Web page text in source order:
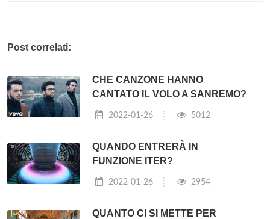
Post correlati:
CHE CANZONE HANNO
CANTATO IL VOLO A SANREMO?
2022-01-26 5012
QUANDO ENTRERÀ IN
FUNZIONE ITER?
2022-01-26 2954
QUANTO CI SI METTE PER